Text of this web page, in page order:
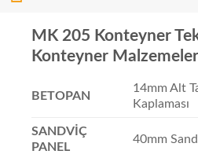
MK 205 Konteyner
Konteyner
BETOPAN
14mm Alt
Kaplaması
SANDVİÇ
PANEL
40mm